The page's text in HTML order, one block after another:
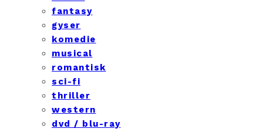
fantasy
gyser
komedie
musical
romantisk
sci-fi
thriller
western
dvd / blu-ray